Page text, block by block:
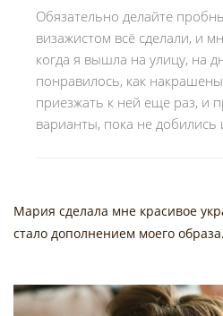
Обязательно делайте
визажистом всё сделали, и
когда я вышла на улицу, на
понравилось, как
приезжать к ней еще раз, и
варианты, пока не добились
Мария сделала мне красивое
стало дополнением моего образа.